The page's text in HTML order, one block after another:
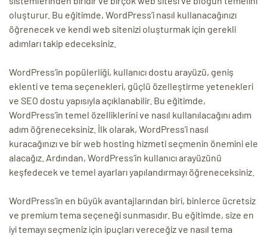
oluşturur. Bu eğitimde, WordPress’i nasıl kullanacağınızı
öğrenecek ve kendi web sitenizi oluşturmak için gerekli
adımları takip edeceksiniz.
WordPress’in popülerliği, kullanıcı dostu arayüzü, geniş
eklenti ve tema seçenekleri, güçlü özelleştirme yetenekleri
ve SEO dostu yapısıyla açıklanabilir. Bu eğitimde,
WordPress’in temel özelliklerini ve nasıl kullanılacağını adım
adım öğreneceksiniz. İlk olarak, WordPress’i nasıl
kuracağınızı ve bir web hosting hizmeti seçmenin önemini ele
alacağız. Ardından, WordPress’in kullanıcı arayüzünü
keşfedecek ve temel ayarları yapılandırmayı öğreneceksiniz.
WordPress’in en büyük avantajlarından biri, binlerce ücretsiz
ve premium tema seçeneği sunmasıdır. Bu eğitimde, size en
iyi temayı seçmeniz için ipuçları vereceğiz ve nasıl tema